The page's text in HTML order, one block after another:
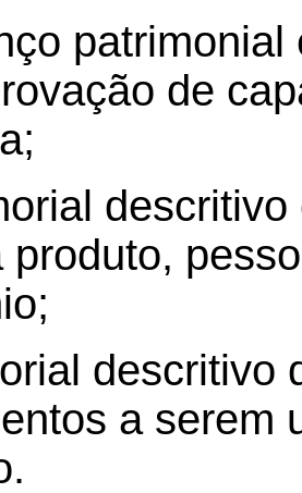
de
produto,
descritivo
a serem